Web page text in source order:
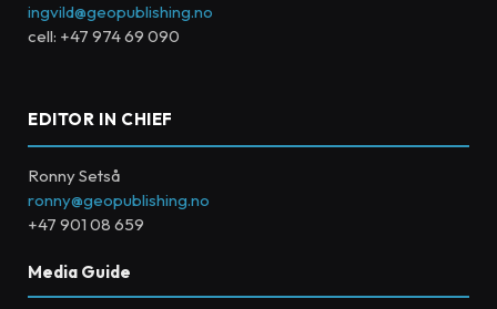
ingvild@geopublishing.no
cell: +47 974 69 090
EDITOR IN CHIEF
Ronny Setså
ronny@geopublishing.no
+47 901 08 659
Media Guide